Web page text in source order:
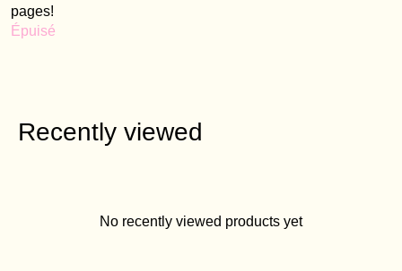
pages!
Épuisé
Recently viewed
No recently viewed products yet